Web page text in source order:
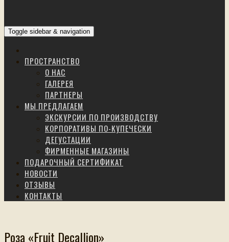
Toggle sidebar & navigation
ПРОСТРАНСТВО
О НАС
ГАЛЕРЕЯ
ПАРТНЕРЫ
МЫ ПРЕДЛАГАЕМ
ЭКСКУРСИИ ПО ПРОИЗВОДСТВУ
КОРПОРАТИВЫ ПО-КУПЕЧЕСКИ
ДЕГУСТАЦИИ
ФИРМЕННЫЕ МАГАЗИНЫ
ПОДАРОЧНЫЙ СЕРТИФИКАТ
НОВОСТИ
ОТЗЫВЫ
КОНТАКТЫ
Роза «Fruit Decallion»